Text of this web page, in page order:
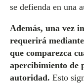
se defienda en una
Además, una vez
requerirá
que comparezca
apercibimiento de
autoridad. Esto